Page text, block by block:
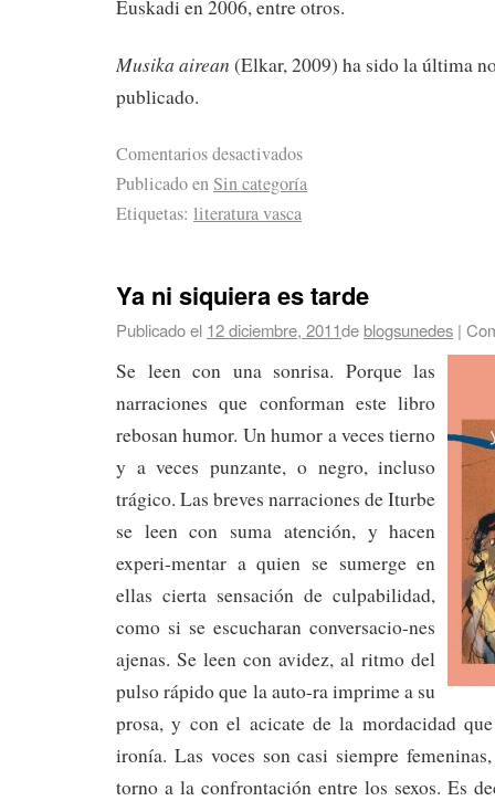
Euskadi en 2006, entre otros.
Musika airean (Elkar, 2009) ha sido la última
publicado.
Comentarios desactivados
Publicado enSin categoría
Etiquetas: literatura vasca
Ya ni siquiera es tarde
Publicado el 12 diciembre, 2011deblogsunedes |
Se leen con una sonrisa. Porque las
narraciones que conforman este libro
rebosan humor. Un humor a veces tierno
y a veces punzante, o negro, incluso
trágico. Las breves narraciones de Iturbe
se leen con suma atención, y hacen
experi-mentar a quien se sumerge en
ellas cierta sensación de culpabilidad,
como si se escucharan conversacio-nes
ajenas. Se leen con avidez, al ritmo del
pulso rápido que la auto-ra imprime a su
prosa, y con el acicate de la mordacidad
ironía. Las voces son casi siempre
torno a la confrontación entre los sexos. Es